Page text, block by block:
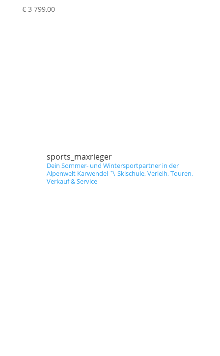
€3 799,00
sports_maxrieger
Dein Sommer- und Wintersportpartner in der
Alpenwelt Karwendel〽️ Skischule, Verleih, Touren,
Verkauf & Service